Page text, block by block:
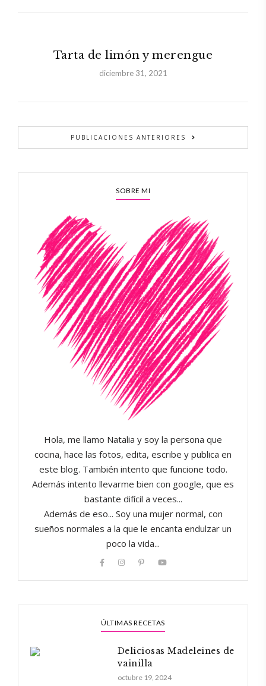
Tarta de limón y merengue
diciembre 31, 2021
PUBLICACIONES ANTERIORES
SOBRE MI
Hola, me llamo Natalia y soy la persona que
cocina, hace las fotos, edita, escribe y publica en
este blog. También intento que funcione todo.
Además intento llevarme bien con google, que es
bastante difícil a veces...
Además de eso... Soy una mujer normal, con
sueños normales a la que le encanta endulzar un
poco la vida...
ÚLTIMAS RECETAS
Deliciosas Madeleines de
vainilla
octubre 19, 2024